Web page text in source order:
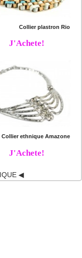
Collier plastron Rio
J'Achete!
Collier ethnique Amazone
J'Achete!
◀